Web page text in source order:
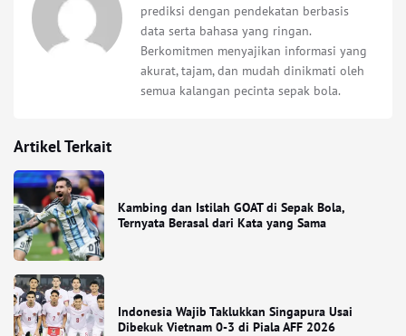
prediksi dengan pendekatan berbasis
data serta bahasa yang ringan.
Berkomitmen menyajikan informasi yang
akurat, tajam, dan mudah dinikmati oleh
semua kalangan pecinta sepak bola.
Artikel Terkait
Kambing dan Istilah GOAT di Sepak Bola,
Ternyata Berasal dari Kata yang Sama
Indonesia Wajib Taklukkan Singapura Usai
Dibekuk Vietnam 0-3 di Piala AFF 2026